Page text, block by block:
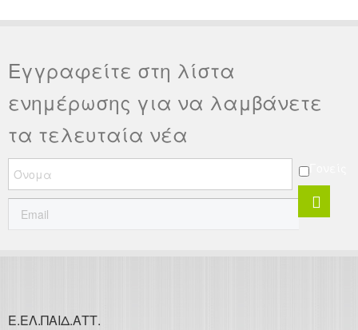
Εγγραφείτε στη λίστα
ενημέρωσης για να λαμβάνετε
τα τελευταία νέα
Γονείς
Ε.ΕΛ.ΠΑΙΔ.ΑΤΤ.